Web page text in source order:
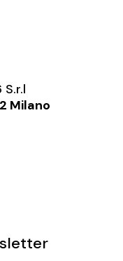
S.r.l
Milano